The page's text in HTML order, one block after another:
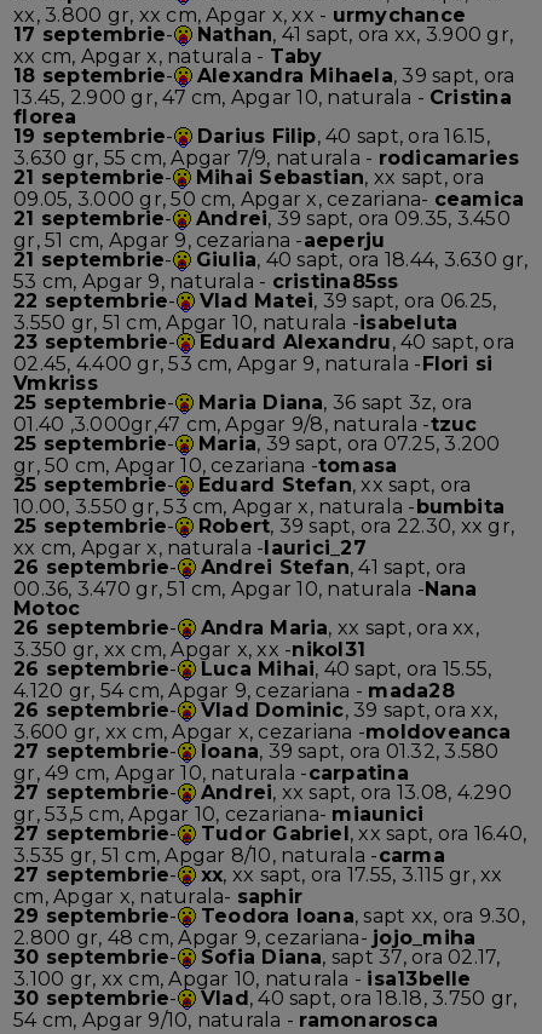
xx, 3.800 gr, xx cm, Apgar x, xx - urmychance
17 septembrie- Nathan, 41 sapt, ora xx, 3.900 gr,
xx cm, Apgar x, naturala - Taby
18 septembrie- Alexandra Mihaela, 39 sapt, ora
13.45, 2.900 gr, 47 cm, Apgar 10, naturala - Cristina
florea
19 septembrie- Darius Filip, 40 sapt, ora 16.15,
3.630 gr, 55 cm, Apgar 7/9, naturala - rodicamaries
21 septembrie- Mihai Sebastian, xx sapt, ora
09.05, 3.000 gr, 50 cm, Apgar x, cezariana- ceamica
21 septembrie- Andrei, 39 sapt, ora 09.35, 3.450
gr, 51 cm, Apgar 9, cezariana -aeperju
21 septembrie- Giulia, 40 sapt, ora 18.44, 3.630 gr,
53 cm, Apgar 9, naturala - cristina85ss
22 septembrie- Vlad Matei, 39 sapt, ora 06.25,
3.550 gr, 51 cm, Apgar 10, naturala -isabeluta
23 septembrie- Eduard Alexandru, 40 sapt, ora
02.45, 4.400 gr, 53 cm, Apgar 9, naturala -Flori si
Vmkriss
25 septembrie- Maria Diana, 36 sapt 3z, ora
01.40 ,3.000gr,47 cm, Apgar 9/8, naturala -tzuc
25 septembrie- Maria, 39 sapt, ora 07.25, 3.200
gr, 50 cm, Apgar 10, cezariana -tomasa
25 septembrie- Eduard Stefan, xx sapt, ora
10.00, 3.550 gr, 53 cm, Apgar x, naturala -bumbita
25 septembrie- Robert, 39 sapt, ora 22.30, xx gr,
xx cm, Apgar x, naturala -laurici_27
26 septembrie- Andrei Stefan, 41 sapt, ora
00.36, 3.470 gr, 51 cm, Apgar 10, naturala -Nana
Motoc
26 septembrie- Andra Maria, xx sapt, ora xx,
3.350 gr, xx cm, Apgar x, xx -nikol31
26 septembrie- Luca Mihai, 40 sapt, ora 15.55,
4.120 gr, 54 cm, Apgar 9, cezariana - mada28
26 septembrie- Vlad Dominic, 39 sapt, ora xx,
3.600 gr, xx cm, Apgar x, cezariana -moldoveanca
27 septembrie- Ioana, 39 sapt, ora 01.32, 3.580
gr, 49 cm, Apgar 10, naturala -carpatina
27 septembrie- Andrei, xx sapt, ora 13.08, 4.290
gr, 53,5 cm, Apgar 10, cezariana- miaunici
27 septembrie- Tudor Gabriel, xx sapt, ora 16.40,
3.535 gr, 51 cm, Apgar 8/10, naturala -carma
27 septembrie- xx, xx sapt, ora 17.55, 3.115 gr, xx
cm, Apgar x, naturala- saphir
29 septembrie- Teodora Ioana, sapt xx, ora 9.30,
2.800 gr, 48 cm, Apgar 9, cezariana- jojo_miha
30 septembrie- Sofia Diana, sapt 37, ora 02.17,
3.100 gr, xx cm, Apgar 10, naturala - isa13belle
30 septembrie- Vlad, 40 sapt, ora 18.18, 3.750 gr,
54 cm, Apgar 9/10, naturala - ramonarosca